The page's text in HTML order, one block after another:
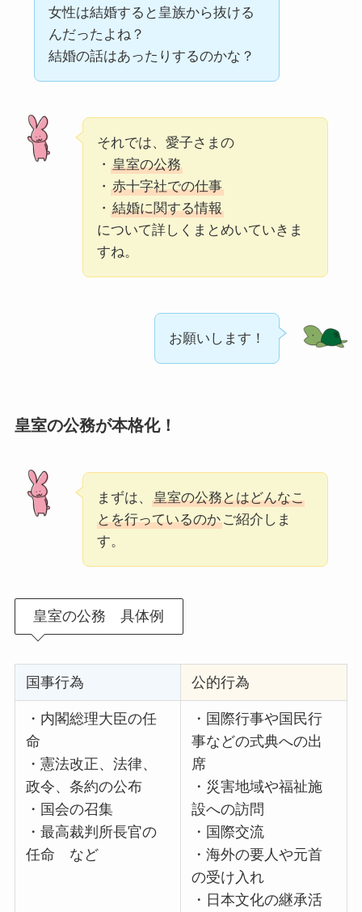
女性は結婚すると皇族から抜ける
んだったよね？
結婚の話はあったりするのかな？
それでは、愛子さまの
・ 皇室の公務
・ 赤十字社での仕事
・ 結婚に関する情報
について詳しくまとめいていきま
すね。
お願いします！
皇室の公務が本格化！
まずは、
皇室の公務とはどんなこ
とを行っているのかご紹介しま
す。
皇室の公務 具体例
国事行為 公的行為
・内閣総理大臣の任
命
・憲法改正、法律、
政令、条約の公布
・国会の召集
・最高裁判所長官の
任命 など
・国際行事や国民行
事などの式典への出
席
・災害地域や福祉施
設への訪問
・国際交流
・海外の要人や元首
の受け入れ
・日本文化の継承活